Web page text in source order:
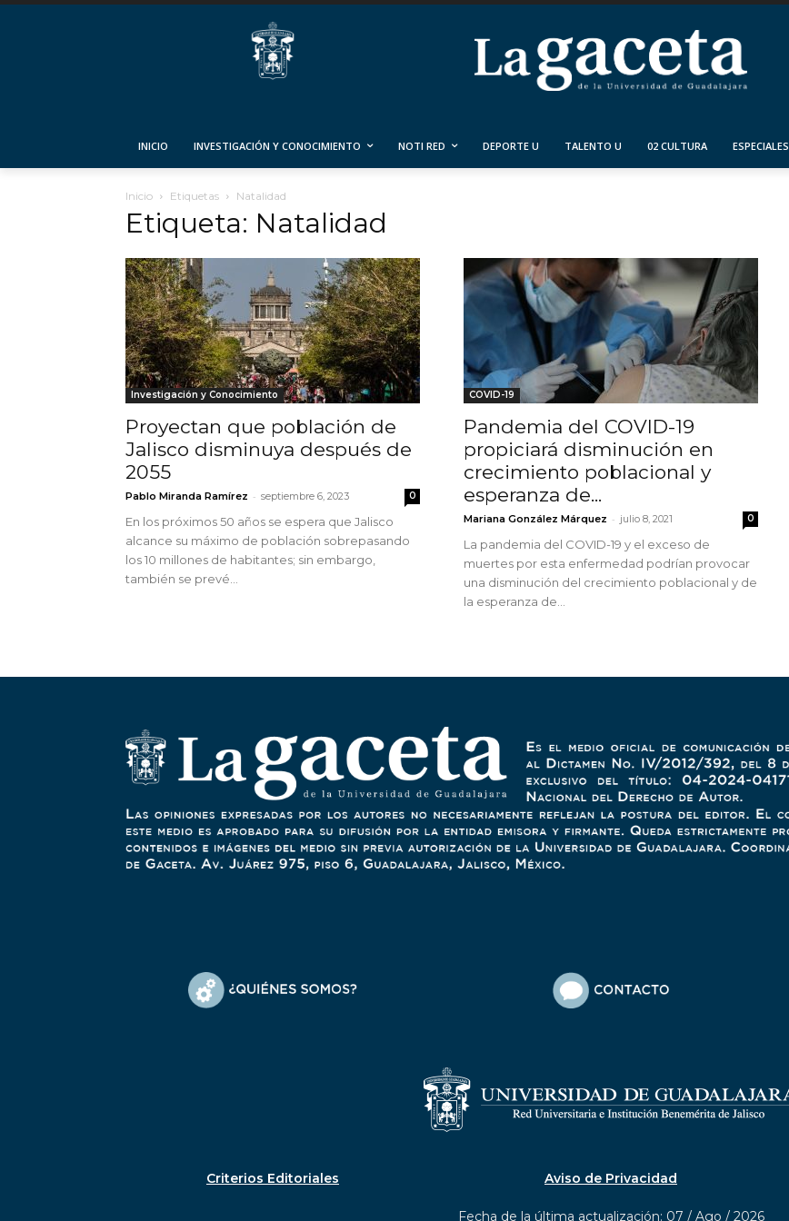
INICIO INVESTIGACIÓN Y CONOCIMIENTO NOTI RED DEPORTE U TALENTO U 02 CULTURA ESPECIALES
Inicio Etiquetas Natalidad
Etiqueta: Natalidad
Investigación y Conocimiento
Proyectan que población de
Jalisco disminuya después de
2055
Pablo Miranda Ramírez - septiembre 6, 2023 0
En los próximos 50 años se espera que Jalisco
alcance su máximo de población sobrepasando
los 10 millones de habitantes; sin embargo,
también se prevé...
COVID-19
Pandemia del COVID-19
propiciará disminución en
crecimiento poblacional y
esperanza de...
Mariana González Márquez - julio 8, 2021 0
La pandemia del COVID-19 y el exceso de
muertes por esta enfermedad podrían provocar
una disminución del crecimiento poblacional y de
la esperanza de...
Criterios Editoriales Aviso de Privacidad
Fecha de la última actualización: 07 / Ago / 2026